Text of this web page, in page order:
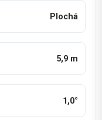
Plochá
5,9 m
1,0°